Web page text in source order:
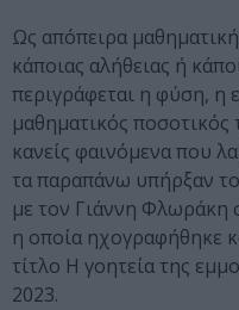
Ως απόπειρα
κάποιας αλήθειας ή
περιγράφεται η φύση, η
μαθηματικός ποσοτικός
κανείς φαινόμενα που
τα παραπάνω υπήρξαν
με τον Γιάννη Φλωράκη
η οποία ηχογραφήθηκε
τίτλο Η γοητεία της
2023.